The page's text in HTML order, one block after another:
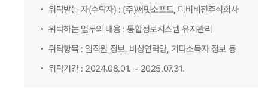
위탁받는 자(수탁자) : (주)써밋소프트, 디비비전주식회사
위탁하는 업무의 내용 : 통합정보시스템 유지관리
위탁항목 : 임직원 정보, 비상연락망, 기타소득자 정보 등
위탁기간 : 2024.08.01. ~ 2025.07.31.